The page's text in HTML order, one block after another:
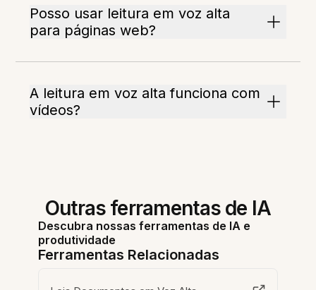
Posso usar leitura em voz alta
para páginas web?
A leitura em voz alta funciona com
vídeos?
Outras ferramentas de IA
Descubra nossas ferramentas de IA e
produtividade
Ferramentas Relacionadas